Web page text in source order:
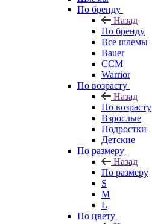
По бренду
Назад
По бренду
Все шлемы
Bauer
CCM
Warrior
По возрасту
Назад
По возрасту
Взрослые
Подростки
Детские
По размеру
Назад
По размеру
S
M
L
По цвету